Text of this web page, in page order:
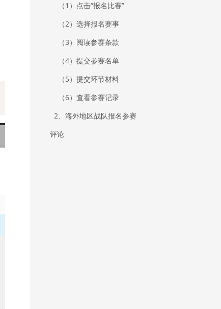
（1）点击“报名比赛”
（2）选择报名赛事
（3）阅读参赛条款
（4）提交参赛名单
（5）提交环节材料
（6）查看参赛记录
2、海外地区战队报名参赛
评论